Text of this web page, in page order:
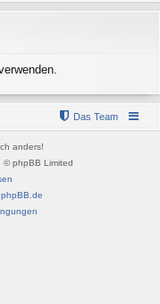
Das Team
anders!
© phpBB Limited
phpBB.de